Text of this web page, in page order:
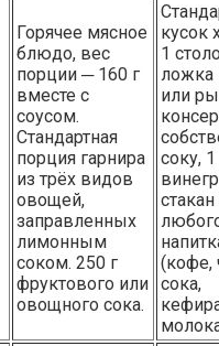
Горячее мясное
блюдо, вес
порции ─ 160 г
вместе с
соусом.
Стандартная
порция гарнира
из трёх видов
овощей,
заправленных
лимонным
соком. 250 г
фруктового или
овощного сока.
кусок
1
ложка
или
соку,
стакан
(кофе,
сока,